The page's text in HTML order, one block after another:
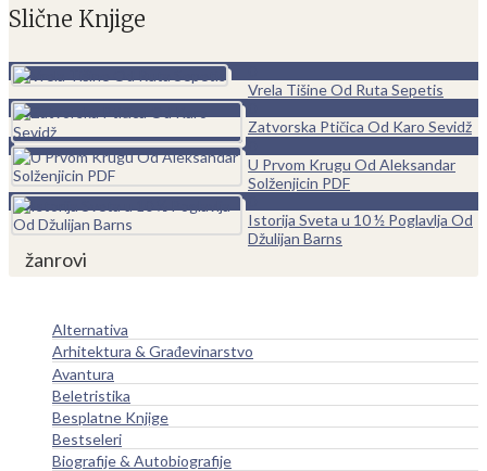
Slične Knjige
Vrela Tišine Od Ruta Sepetis
Zatvorska Ptičica Od Karo Sevidž
U Prvom Krugu Od Aleksandar
Solženjicin PDF
Istorija Sveta u 10 ½ Poglavlja Od
Džulijan Barns
žanrovi
Alternativa
Arhitektura & Građevinarstvo
Avantura
Beletristika
Besplatne Knjige
Bestseleri
Biografije & Autobiografije